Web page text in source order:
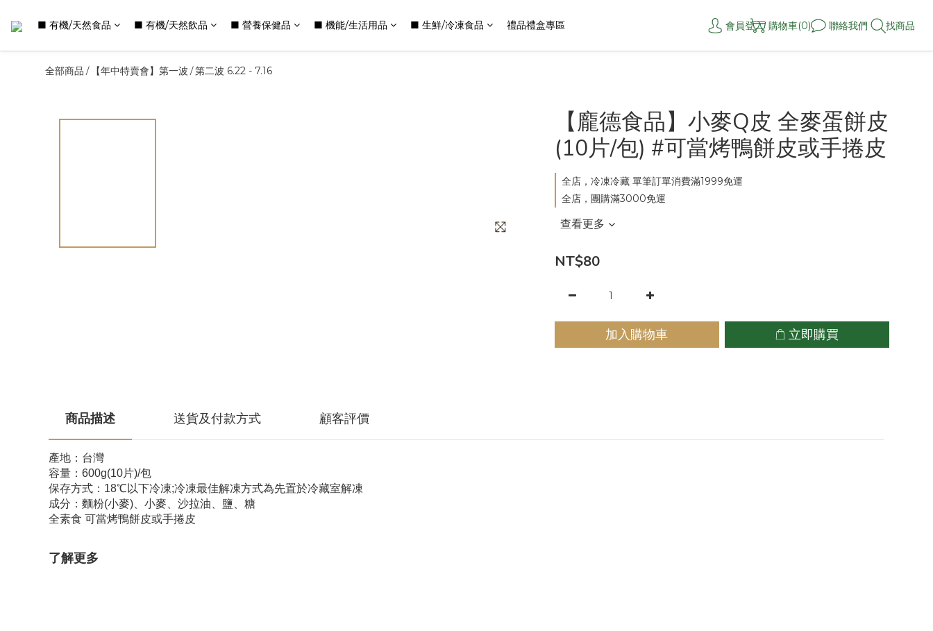
■ 有機/天然食品 ■ 有機/天然飲品 ■ 營養保健品 ■ 機能/生活用品 ■ 生鮮/冷凍食品 禮品禮盒專區 會員登入 購物車(0) 聯絡我們 找商品
全部商品 / 【年中特賣會】第一波 /第二波 6.22 - 7.16
【龐德食品】小麥Q皮 全麥蛋餅皮
(10片/包) #可當烤鴨餅皮或手捲皮
全店，冷凍冷藏 單筆訂單消費滿1999免運
全店，團購滿3000免運
查看更多
NT$80
加入購物車 立即購買
商品描述 送貨及付款方式 顧客評價
產地：台灣
容量：600g(10片)/包
保存方式：18℃以下冷凍;冷凍最佳解凍方式為先置於冷藏室解凍
成分：麵粉(小麥)、小麥、沙拉油、鹽、糖
全素食 可當烤鴨餅皮或手捲皮
了解更多